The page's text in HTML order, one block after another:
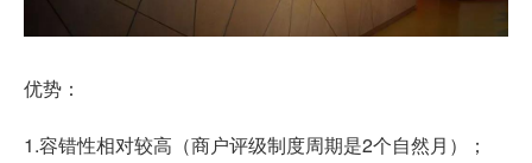
优势：
1.容错性相对较高（商户评级制度周期是2个自然月）；